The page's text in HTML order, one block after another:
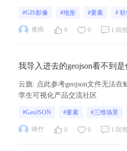
影像 - 项目制作 - 山海鲸可视化2
伏的三维空间形态数据，专注于表
#GIS影像 #地形 #要素 #
夜雨 0 0 1 回答
我导入进去的geojson看不到是
云旗: 点此参考geojson文件无法
孪生可视化产品交流社区
#GeoJSON #要素 #三维场景
映竹 0 0 1 回答